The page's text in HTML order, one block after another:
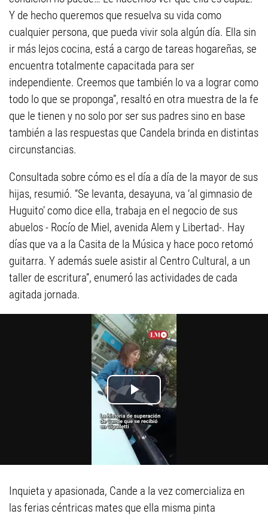
Y de hecho queremos que resuelva su vida como
cualquier persona, que pueda vivir sola algún día. Ella sin
ir más lejos cocina, está a cargo de tareas hogareñas, se
encuentra totalmente capacitada para ser
independiente. Creemos que también lo va a lograr como
todo lo que se proponga”, resaltó en otra muestra de la fe
que le tienen y no solo por ser sus padres sino en base
también a las respuestas que Candela brinda en distintas
circunstancias.
Consultada sobre cómo es el día a día de la mayor de sus
hijas, resumió. “Se levanta, desayuna, va ‘al gimnasio de
Huguito’ como dice ella, trabaja en el negocio de sus
abuelos - Rocío de Miel, avenida Alem y Libertad-. Hay
días que va a la Casita de la Música y hace poco retomó
guitarra. Y además suele asistir al Centro Cultural, a un
taller de escritura”, enumeró las actividades de cada
agitada jornada.
Inquieta y apasionada, Cande a la vez comercializa en
las ferias céntricas mates que ella misma pinta